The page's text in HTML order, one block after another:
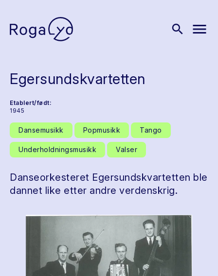
search menu
Egersundskvartetten
Etablert/født:
1945
Dansemusikk Popmusikk Tango
Underholdningsmusikk Valser
Danseorkesteret Egersundskvartetten ble
dannet like etter andre verdenskrig.